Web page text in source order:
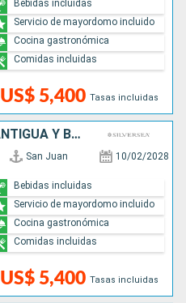
US$ 5,400 Tasas incluidas
Bebidas incluidas
Servicio de mayordomo incluido
Cocina gastronómica
Comidas incluidas
FRANCIA, PUERTO RICO, ANTIGUA Y BARBUDA,
San Juan 10/02/2028
US$ 5,400 Tasas incluidas
Bebidas incluidas
Servicio de mayordomo incluido
Cocina gastronómica
Comidas incluidas